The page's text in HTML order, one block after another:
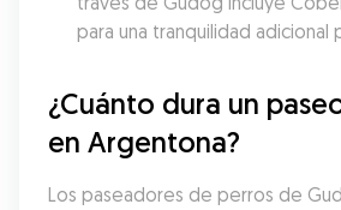
para una tranquilidad adicional
¿Cuánto dura un
en Argentona?
Los paseadores de perros de